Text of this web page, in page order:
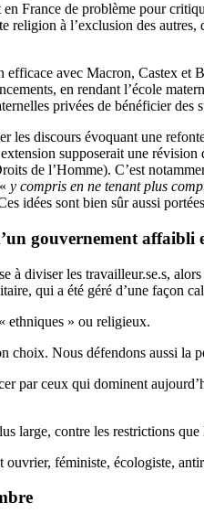
France de problème pour
à l’exclusion des
avec Macron, Castex
en rendant l’école
privées de bénéficier
les discours évoquant une
supposerait une
de l’Homme). C’est
y compris en ne tenant plus
idées sont bien sûr aussi
gouvernement affaibli
à diviser les travailleur.se.s,
qui a été géré d’une façon
ethniques » ou religieux.
Nous défendons aussi la
par ceux qui dominent
large, contre les restrictions
féministe, écologiste,